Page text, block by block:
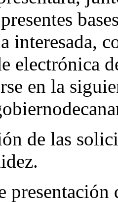
interesada,
electrónica
en la
de las
presentación